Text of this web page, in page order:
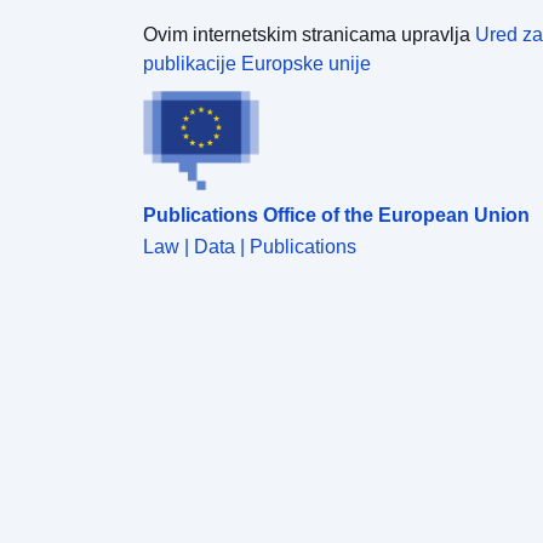
Ovim internetskim stranicama upravlja Ured za
publikacije Europske unije
Publications Office of the European Union
Law | Data | Publications